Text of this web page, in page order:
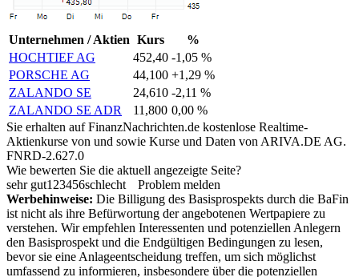
Unternehmen / Aktien Kurs
%
HOCHTIEF AG
452,40 -1,05 %
PORSCHE AG
44,100 +1,29 %
ZALANDO SE
24,610 -2,11 %
ZALANDO SE ADR
11,800 0,00 %
Sie erhalten auf FinanzNachrichten.de kostenlose Realtime-
Aktienkurse von und sowie Kurse und Daten von ARIVA.DE AG.
FNRD-2.627.0
Wie bewerten Sie die aktuell angezeigte Seite?
sehr gut1 23456schlecht
Problem melden
Werbehinweise: Die Billigung des Basisprospekts durch die BaFin
ist nicht als ihre Befürwortung der angebotenen Wertpapiere zu
verstehen. Wir empfehlen Interessenten und potenziellen Anlegern
den Basisprospekt und die Endgültigen Bedingungen zu lesen,
bevor sie eine Anlageentscheidung treffen, um sich möglichst
umfassend zu informieren, insbesondere über die potenziellen